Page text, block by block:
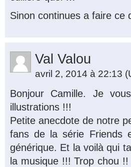
Sinon continues a faire ce
Val Valou
avril 2, 2014 à 22:13
Bonjour Camille. Je
illustrations !!!
Petite anecdote de notre
fans de la série Friends
générique. Et la voilà qui
la musique !!! Trop chou !!